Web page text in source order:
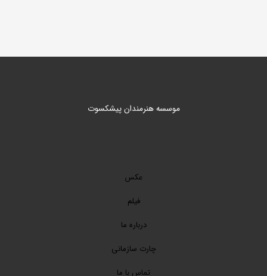
موسسه هنرمندان پیشکسوت
عکس
فیلم
درباره ما
چارت سازمانی
تماس با ما